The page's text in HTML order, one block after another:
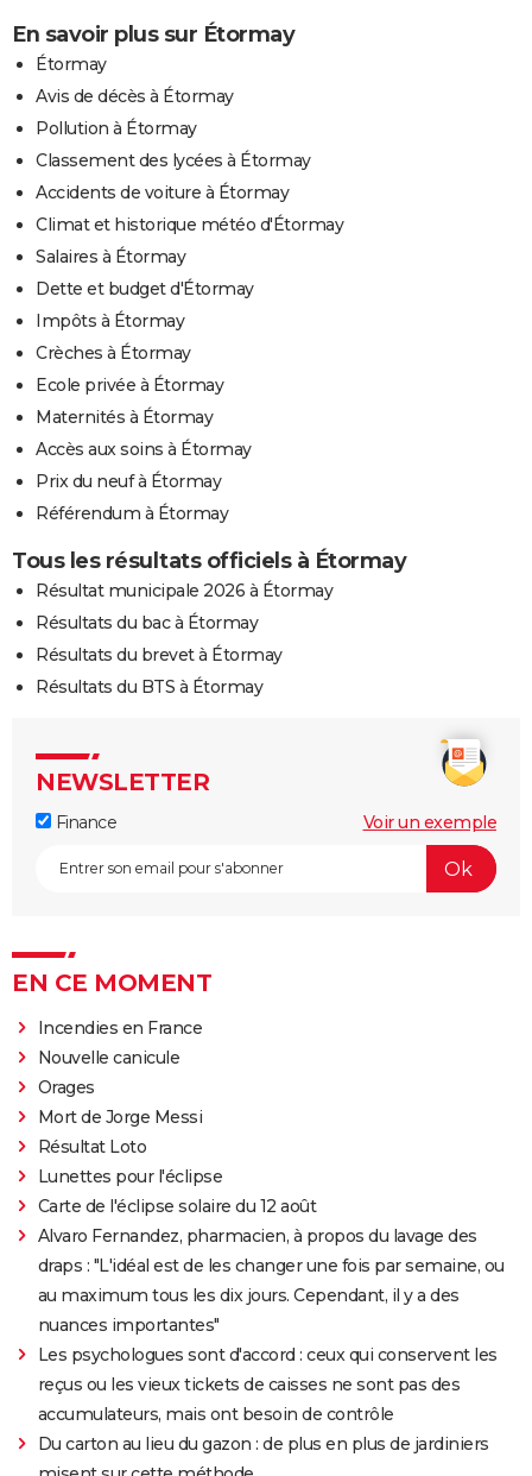
En savoir plus sur Étormay
Étormay
Avis de décès à Étormay
Pollution à Étormay
Classement des lycées à Étormay
Accidents de voiture à Étormay
Climat et historique météo d'Étormay
Salaires à Étormay
Dette et budget d'Étormay
Impôts à Étormay
Crèches à Étormay
Ecole privée à Étormay
Maternités à Étormay
Accès aux soins à Étormay
Prix du neuf à Étormay
Référendum à Étormay
Tous les résultats officiels à Étormay
Résultat municipale 2026 à Étormay
Résultats du bac à Étormay
Résultats du brevet à Étormay
Résultats du BTS à Étormay
NEWSLETTER
Finance Voir un exemple
EN CE MOMENT
Incendies en France
Nouvelle canicule
Orages
Mort de Jorge Messi
Résultat Loto
Lunettes pour l'éclipse
Carte de l'éclipse solaire du 12 août
Alvaro Fernandez, pharmacien, à propos du lavage des
draps : "L'idéal est de les changer une fois par semaine, ou
au maximum tous les dix jours. Cependant, il y a des
nuances importantes"
Les psychologues sont d'accord : ceux qui conservent les
reçus ou les vieux tickets de caisses ne sont pas des
accumulateurs, mais ont besoin de contrôle
Du carton au lieu du gazon : de plus en plus de jardiniers